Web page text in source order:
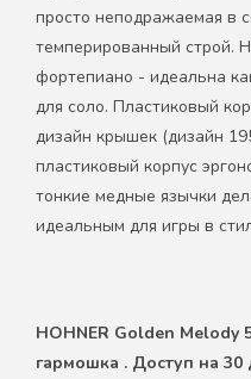
просто неподражаемая в
темперированный строй.
фортепиано - идеальна
для соло. Пластиковый
дизайн крышек (дизайн
пластиковый корпус
тонкие медные язычки
идеальным для игры в
HOHNER Golden Melody
гармошка . Доступ на